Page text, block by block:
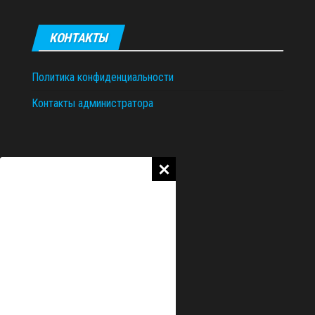
КОНТАКТЫ
Политика конфиденциальности
Контакты администратора